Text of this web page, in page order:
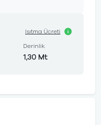
Isıtma Ücreti
Derinlik
1,30 Mt